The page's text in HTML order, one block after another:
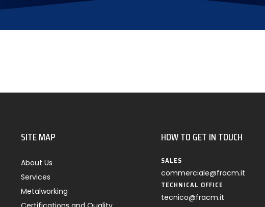
SITE MAP
About Us
Services
Metalworking
HOW TO GET IN TOUCH
SALES
commerciale@fracm.it
TECHNICAL OFFICE
tecnico@fracm.it